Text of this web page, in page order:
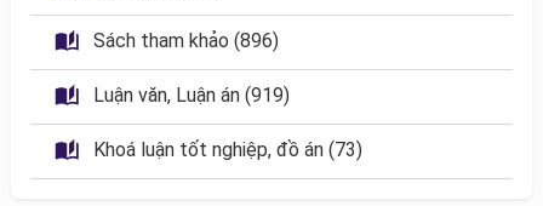
Sách tham khảo (896)
Luận văn, Luận án (919)
Khoá luận tốt nghiệp, đồ án (73)